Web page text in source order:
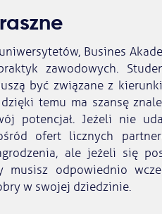
Busines
zawodowych.
być związane z
temu ma szansę
potencjał. Jeżeli nie
ofert licznych
ale jeżeli się
odpowiednio
w swojej dziedzinie.